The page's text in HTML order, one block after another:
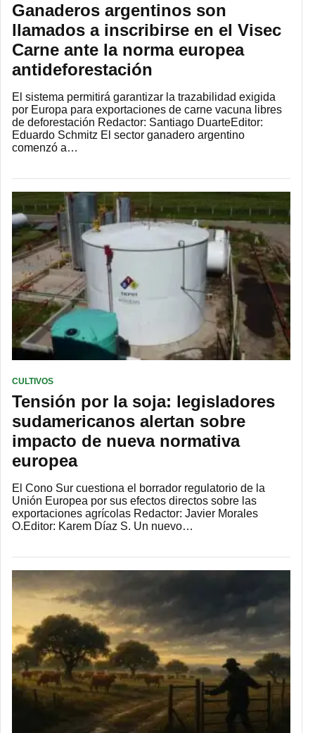
Ganaderos argentinos son
llamados a inscribirse en el Visec
Carne ante la norma europea
antideforestación
El sistema permitirá garantizar la trazabilidad exigida
por Europa para exportaciones de carne vacuna libres
de deforestación Redactor: Santiago DuarteEditor:
Eduardo Schmitz El sector ganadero argentino
comenzó a…
CULTIVOS
Tensión por la soja: legisladores
sudamericanos alertan sobre
impacto de nueva normativa
europea
El Cono Sur cuestiona el borrador regulatorio de la
Unión Europea por sus efectos directos sobre las
exportaciones agrícolas Redactor: Javier Morales
O.Editor: Karem Díaz S. Un nuevo…